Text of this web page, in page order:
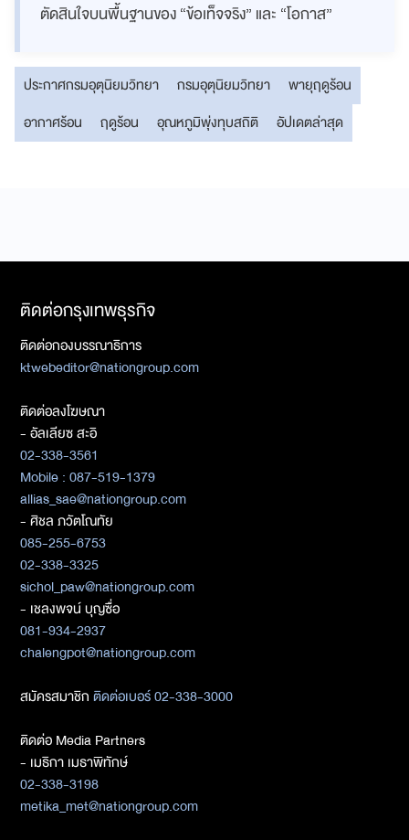
ตัดสินใจบนพื้นฐานของ “ข้อเท็จจริง” และ “โอกาส”
ประกาศกรมอุตุนิยมวิทยา กรมอุตุนิยมวิทยา
พายุฤดูร้อน
อากาศร้อน
ฤดูร้อน อุณหภูมิพุ่งทุบสถิติ อัปเดตล่าสุด
ติดต่อกรุงเทพธุรกิจ
ติดต่อกองบรรณาธิการ
ktwebeditor@nationgroup.com
ติดต่อลงโฆษณา
- อัลเลียซ สะอิ
02-338-3561
Mobile : 087-519-1379
allias_sae@nationgroup.com
- ศิชล ภวัตโณทัย
085-255-6753
02-338-3325
sichol_paw@nationgroup.com
- เชลงพจน์ บุญซื่อ
081-934-2937
chalengpot@nationgroup.com
สมัครสมาชิกติดต่อเบอร์ 02-338-3000
ติดต่อ Media Partners
- เมธิกา เมธาพิทักษ์
02-338-3198
metika_met@nationgroup.com